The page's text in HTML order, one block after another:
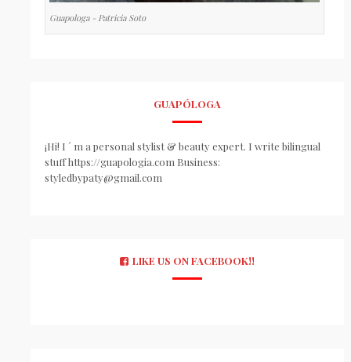
Guapologa - Patricia Soto
GUAPÓLOGA
¡Hi! I ´ m a personal stylist & beauty expert. I write bilingual
stuff https://guapologia.com Business:
styledbypaty@gmail.com
LIKE US ON FACEBOOK!!